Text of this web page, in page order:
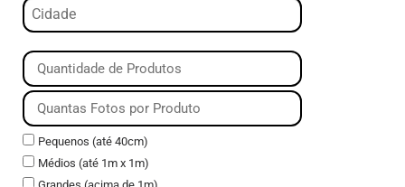
Pequenos (até 40cm)
Médios (até 1m x 1m)